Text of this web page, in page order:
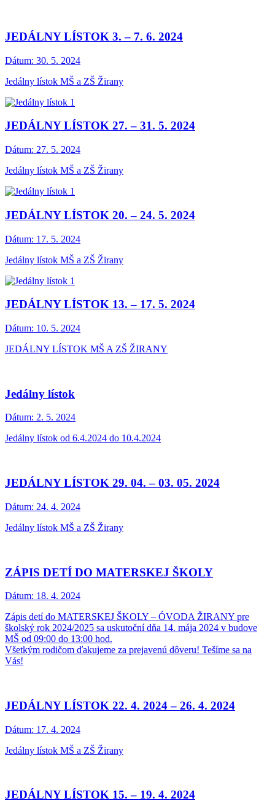
JEDÁLNY LÍSTOK 3. – 7. 6. 2024
Dátum: 30. 5. 2024
Jedálny lístok MŠ a ZŠ Žirany
JEDÁLNY LÍSTOK 27. – 31. 5. 2024
Dátum: 27. 5. 2024
Jedálny lístok MŠ a ZŠ Žirany
JEDÁLNY LÍSTOK 20. – 24. 5. 2024
Dátum: 17. 5. 2024
Jedálny lístok MŠ a ZŠ Žirany
JEDÁLNY LÍSTOK 13. – 17. 5. 2024
Dátum: 10. 5. 2024
JEDÁLNY LÍSTOK MŠ A ZŠ ŽIRANY
Jedálny lístok
Dátum: 2. 5. 2024
Jedálny lístok od 6.4.2024 do 10.4.2024
JEDÁLNY LÍSTOK 29. 04. – 03. 05. 2024
Dátum: 24. 4. 2024
Jedálny lístok MŠ a ZŠ Žirany
ZÁPIS DETÍ DO MATERSKEJ ŠKOLY
Dátum: 18. 4. 2024
Zápis detí do MATERSKEJ ŠKOLY – ÓVODA ŽIRANY pre
školský rok 2024/2025 sa uskutoční dňa 14. mája 2024 v budove
MŠ od 09:00 do 13:00 hod.
Všetkým rodičom ďakujeme za prejavenú dôveru! Tešíme sa na
Vás!
JEDÁLNY LÍSTOK 22. 4. 2024 – 26. 4. 2024
Dátum: 17. 4. 2024
Jedálny lístok MŠ a ZŠ Žirany
JEDÁLNY LÍSTOK 15. – 19. 4. 2024